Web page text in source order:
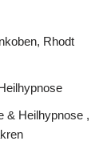
Rhodt
& Heilhypnose ,